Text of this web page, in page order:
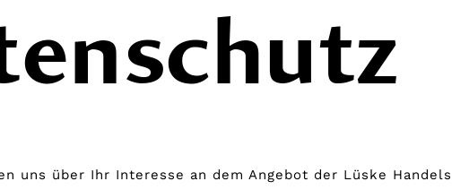
uns über Ihr Interesse an dem Angebot der Lüske Handels